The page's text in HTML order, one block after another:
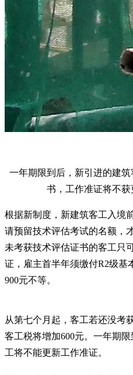
一年期限到后，新引进的建
书，工作准证将不获
根据新制度，新建筑客工入境
请预留技术评估考试的名额，
未考获技术评估证书的客工只
证，雇主首半年须缴付R2级基
900元不等。
从第七个月起，客工若还没考
客工税将增加600元。一年期
工将不能更新工作准证。